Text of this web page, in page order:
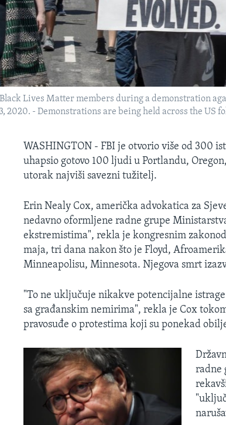
Lives Matter members during a demonstration
2020. - Demonstrations are being held across the US
WASHINGTON - FBI je otvorio više od 300
uhapsio gotovo 100 ljudi u Portlandu,
utorak najviši savezni tužitelj.
Erin Nealy Cox, američka advokatica za
nedavno oformljene radne grupe
ekstremistima", rekla je kongresnim
maja, tri dana nakon što je Floyd,
Minneapolisu, Minnesota. Njegova smrt
"To ne uključuje nikakve potencijalne
sa građanskim nemirima", rekla je Cox
pravosuđe o protestima koji su ponekad
radne